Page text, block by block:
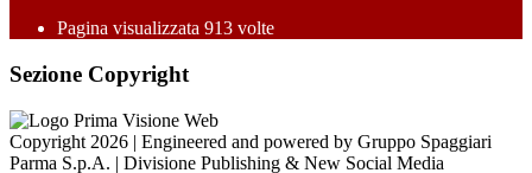
Pagina visualizzata 913 volte
Sezione Copyright
Copyright 2026 | Engineered and powered by Gruppo Spaggiari
Parma S.p.A. | Divisione Publishing & New Social Media